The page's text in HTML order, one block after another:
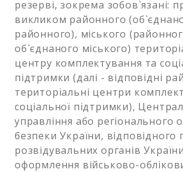
резерві, зокрема зобов`язані:
викликом районного
районного), міського
об`єднаного міського)
центру комплектування та
підтримки (далі - відповідні
територіальні центри
соціальної підтримки),
управління або регіонального
безпеки України, відповідного
розвідувальних органів
оформлення військово-